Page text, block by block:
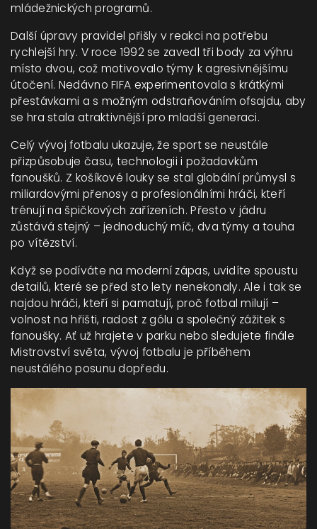
mládežnických programů.
Další úpravy pravidel přišly v reakci na potřebu
rychlejší hry. V roce 1992 se zavedl tři body za výhru
místo dvou, což motivovalo týmy k agresivnějšímu
útočení. Nedávno FIFA experimentovala s krátkými
přestávkami a s možným odstraňováním ofsajdu, aby
se hra stala atraktivnější pro mladší generaci.
Celý vývoj fotbalu ukazuje, že sport se neustále
přizpůsobuje času, technologii i požadavkům
fanoušků. Z košíkové louky se stal globální průmysl s
miliardovými přenosy a profesionálními hráči, kteří
trénují na špičkových zařízeních. Přesto v jádru
zůstává stejný – jednoduchý míč, dva týmy a touha
po vítězství.
Když se podíváte na moderní zápas, uvidíte spoustu
detailů, které se před sto lety nenekonaly. Ale i tak se
najdou hráči, kteří si pamatují, proč fotbal milují –
volnost na hřišti, radost z gólu a společný zážitek s
fanoušky. Ať už hrajete v parku nebo sledujete finále
Mistrovství světa, vývoj fotbalu je příběhem
neustálého posunu dopředu.